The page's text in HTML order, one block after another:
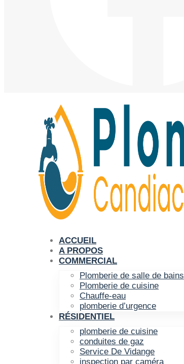
ACCUEIL
A PROPOS
COMMERCIAL
Plomberie de salle de bains
Plomberie de cuisine
Chauffe-eau
plomberie d’urgence
RÉSIDENTIEL
plomberie de cuisine
conduites de gaz
Service De Vidange
inspection par caméra